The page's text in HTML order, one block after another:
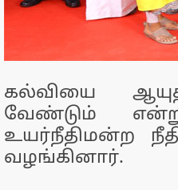
கல்வியை
வேண்டும்
உயர்நீதிமன்ற
வழங்கினார்.